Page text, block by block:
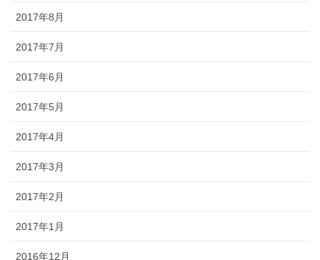
2017年8月
2017年7月
2017年6月
2017年5月
2017年4月
2017年3月
2017年2月
2017年1月
2016年12月